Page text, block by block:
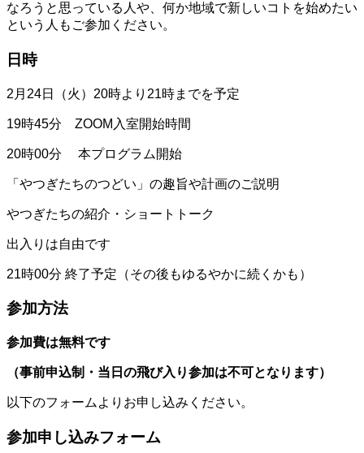
なろうと思っている人や、何か地域で新しいコトを始めたい
という人もご参加ください。
日時
2月24日（火）20時より21時までを予定
19時45分 ZOOM入室開始時間
20時00分 本プログラム開始
「やつぎたちのつどい」の趣旨や計画のご説明
やつぎたちの紹介・ショートトーク
出入りは自由です
21時00分 終了予定（その後もゆるやかに続くかも）
参加方法
参加費は無料です
（事前申込制・当日の飛び入り参加は不可となります）
以下のフォームよりお申し込みください。
参加申し込みフォーム